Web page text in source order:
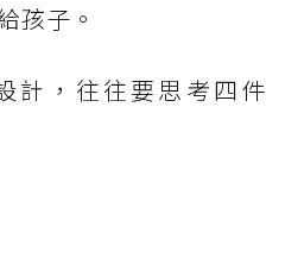
孩子。
計，往往要思考四件